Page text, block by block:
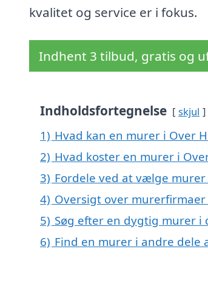
kvalitet og service er i fokus.
Indhent 3 tilbud, gratis og
Indholdsfortegnelse skjul
1) Hvad kan en murer i Over
2) Hvad koster en murer i
3) Fordele ved at vælge murer
4) Oversigt over
5) Søg efter en dygtig murer
6) Find en murer i andre dele